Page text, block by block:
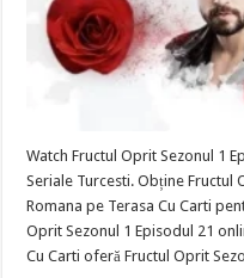
Watch Fructul Oprit Sezonul 1
Seriale Turcesti. Obține Fructul
Romana pe Terasa Cu Carti
Oprit Sezonul 1 Episodul 21
Cu Carti oferă Fructul Oprit